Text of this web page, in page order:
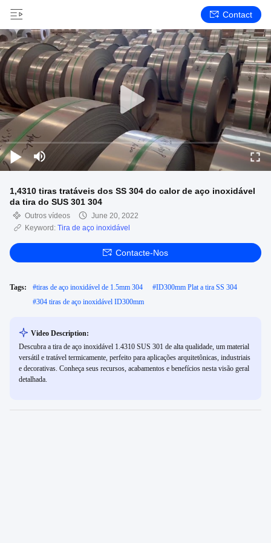
Contact
1,4310 tiras tratáveis ​​dos SS 304 do calor de aço inoxidável
da tira do SUS 301 304
Outros vídeos
June 20, 2022
Keyword: Tira de aço inoxidável
Contacte-Nos
Tags: #tiras de aço inoxidável de 1.5mm 304 #ID300mm Plat a tira SS 304
#304 tiras de aço inoxidável ID300mm
Video Description:
Descubra a tira de aço inoxidável 1.4310 SUS 301 de alta qualidade, um material
versátil e tratável termicamente, perfeito para aplicações arquitetônicas, industriais
e decorativas. Conheça seus recursos, acabamentos e benefícios nesta visão geral
detalhada.